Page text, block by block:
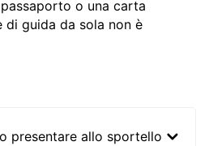
o una carta
guida da sola non è
presentare allo sportello